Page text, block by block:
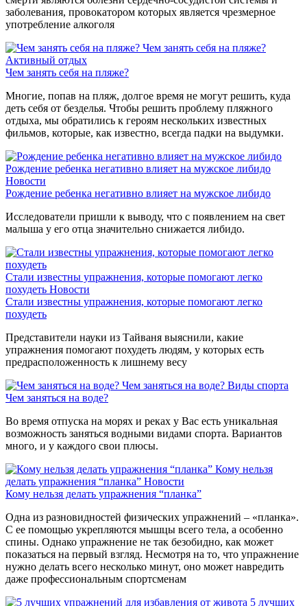
заболевания, провокатором которых является чрезмерное
употребление алкоголя
Чем занять себя на пляже?
Активный отдых
Чем занять себя на пляже?
Многие, попав на пляж, долгое время не могут решить, куда
деть себя от безделья. Чтобы решить проблему пляжного
отдыха, мы обратились к героям нескольких известных
фильмов, которые, как известно, всегда падки на выдумки.
Рождение ребенка негативно влияет на мужское либидо
Новости
Рождение ребенка негативно влияет на мужское либидо
Исследователи пришли к выводу, что с появлением на свет
малыша у его отца значительно снижается либидо.
Стали известны упражнения, которые помогают легко
похудеть Новости
Стали известны упражнения, которые помогают легко
похудеть
Представители науки из Тайваня выяснили, какие
упражнения помогают похудеть людям, у которых есть
предрасположенность к лишнему весу
Чем заняться на воде? Виды спорта
Чем заняться на воде?
Во время отпуска на морях и реках у Вас есть уникальная
возможность заняться водными видами спорта. Вариантов
много, и у каждого свои плюсы.
Кому нельзя
делать упражнения “планка” Новости
Кому нельзя делать упражнения “планка”
Одна из разновидностей физических упражнений – «планка».
С ее помощью укрепляются мышцы всего тела, а особенно
спины. Однако упражнение не так безобидно, как может
показаться на первый взгляд. Несмотря на то, что упражнение
нужно делать всего несколько минут, оно может навредить
даже профессиональным спортсменам
5 лучших